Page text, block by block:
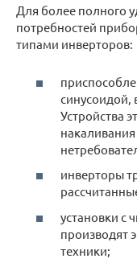
Для более полного
потребностей
типами инверторов:
синусоидой,
Устройства
инверторы
установки с
производят
техники;